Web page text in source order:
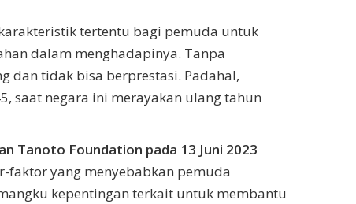
tertentu bagi pemuda untuk
dalam menghadapinya. Tanpa
dan tidak bisa berprestasi. Padahal,
saat negara ini merayakan ulang tahun
Tanoto Foundation pada 13 Juni 2023
faktor yang menyebabkan pemuda
kepentingan terkait untuk membantu